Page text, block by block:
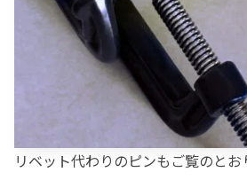
リベット代わりのピンもご覧のとお